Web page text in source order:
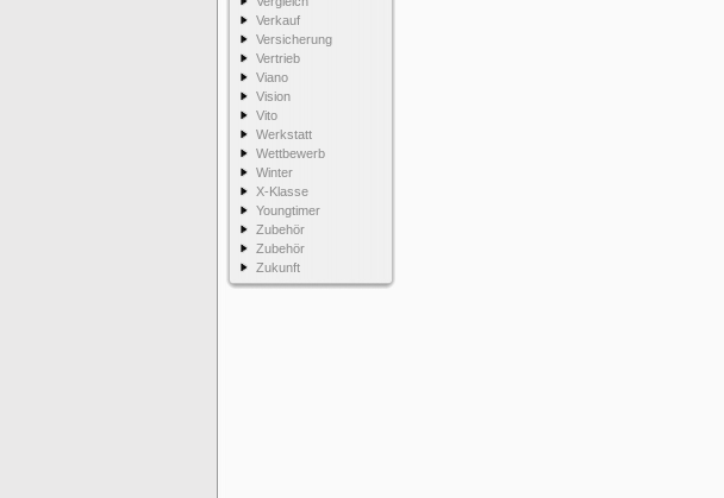
Verkauf
Versicherung
Vertrieb
Viano
Vision
Vito
Werkstatt
Wettbewerb
Winter
X-Klasse
Youngtimer
Zubehör
Zubehör
Zukunft